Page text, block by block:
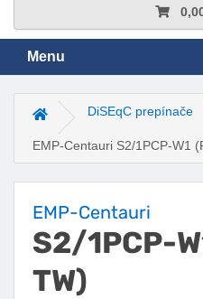
Menu
Hlavná stránkaDiSEqC prepínače
EMP-Centauri S2/1PCP-W1
EMP-Centauri
S2/1PCP-
TW)